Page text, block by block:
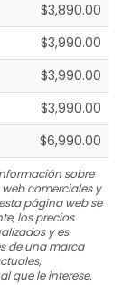
$3,890.00
$3,990.00
$3,990.00
$3,990.00
$6,990.00
sobre
comerciales y
página web se
los precios
y es
de una marca
que le interese.